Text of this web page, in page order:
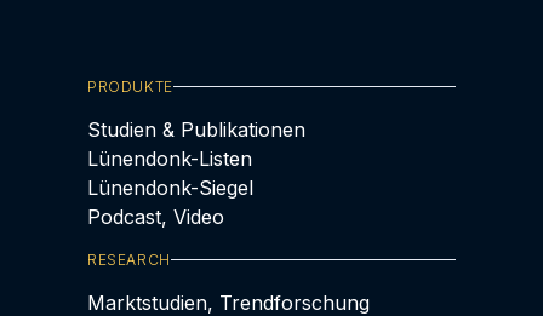
PRODUKTE
Studien & Publikationen
Lünendonk-Listen
Lünendonk-Siegel
Podcast, Video
RESEARCH
Marktstudien, Trendforschung